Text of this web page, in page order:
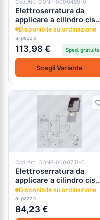
Cod.Art. CONF-0000489-0
Elettroserratura da
applicare a cilindro cisa
11761
Disponibile su ordinazione
al pezzo
113,98 € Sped. gratuita
Scegli Variante
Cod.Art. CONF-0000751-0
Elettroserratura da
applicare a cilindro cisa
11823
Disponibile su ordinazione
al pezzo
84,23 €